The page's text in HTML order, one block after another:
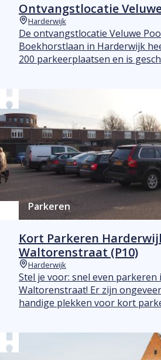
Ontvangstlocatie
Plaats
Harderwijk
De ontvangstlocatie Veluwe
Boekhorstlaan in Harderwijk
200 parkeerplaatsen en is
Parkeren
Kort Parkeren
Waltorenstraat (P10)
Plaats
Harderwijk
Stel je voor: snel even parkeren
Waltorenstraat! Er zijn
handige plekken voor kort